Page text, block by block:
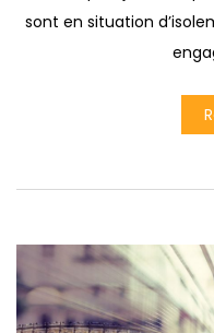
sont en situation